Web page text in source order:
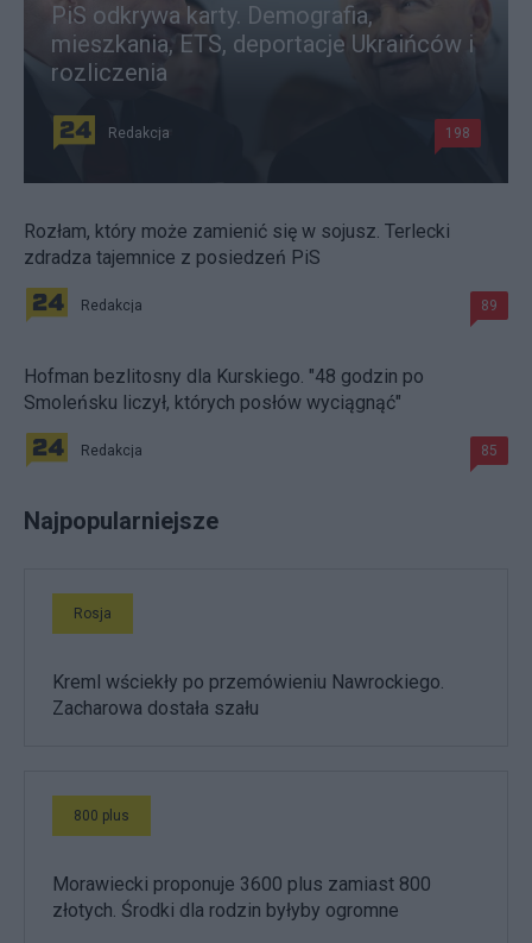
PiS odkrywa karty. Demografia,
mieszkania, ETS, deportacje Ukraińców i
rozliczenia
Redakcja 198
Rozłam, który może zamienić się w sojusz. Terlecki
zdradza tajemnice z posiedzeń PiS
Redakcja 89
Hofman bezlitosny dla Kurskiego. "48 godzin po
Smoleńsku liczył, których posłów wyciągnąć"
Redakcja 85
Najpopularniejsze
Rosja
Kreml wściekły po przemówieniu Nawrockiego.
Zacharowa dostała szału
800 plus
Morawiecki proponuje 3600 plus zamiast 800
złotych. Środki dla rodzin byłyby ogromne